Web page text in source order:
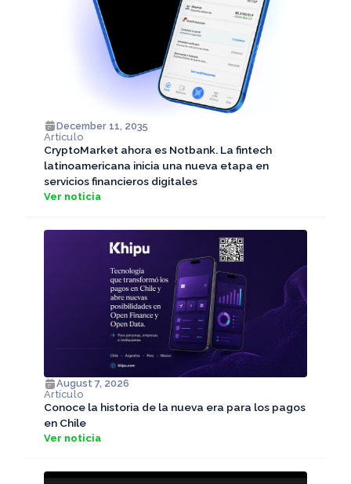
December 11, 2035
Artículo
CryptoMarket ahora es Notbank. La fintech
latinoamericana inicia una nueva etapa en
servicios financieros digitales
Ver noticia
August 7, 2026
Artículo
Conoce la historia de la nueva era para los pagos
en Chile
Ver noticia